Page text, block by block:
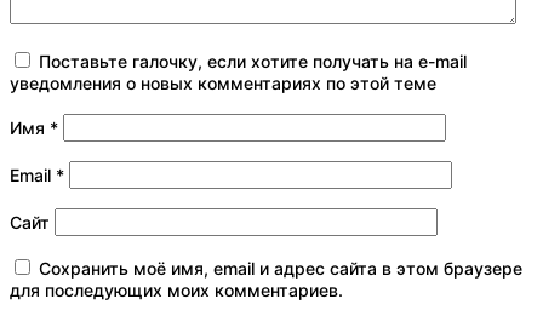
Поставьте галочку, если хотите получать на e-mail
уведомления о новых комментариях по этой теме
Имя *
Email *
Сайт
Сохранить моё имя, email и адрес сайта в этом браузере
для последующих моих комментариев.